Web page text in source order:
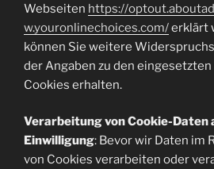
Webseiten https://
w.youronlinechoices.com/erklärt
können Sie weitere
der Angaben zu den
Cookies erhalten.
Verarbeitung von Cookie-Daten
Einwilligung: Bevor wir Daten im
von Cookies verarbeiten oder